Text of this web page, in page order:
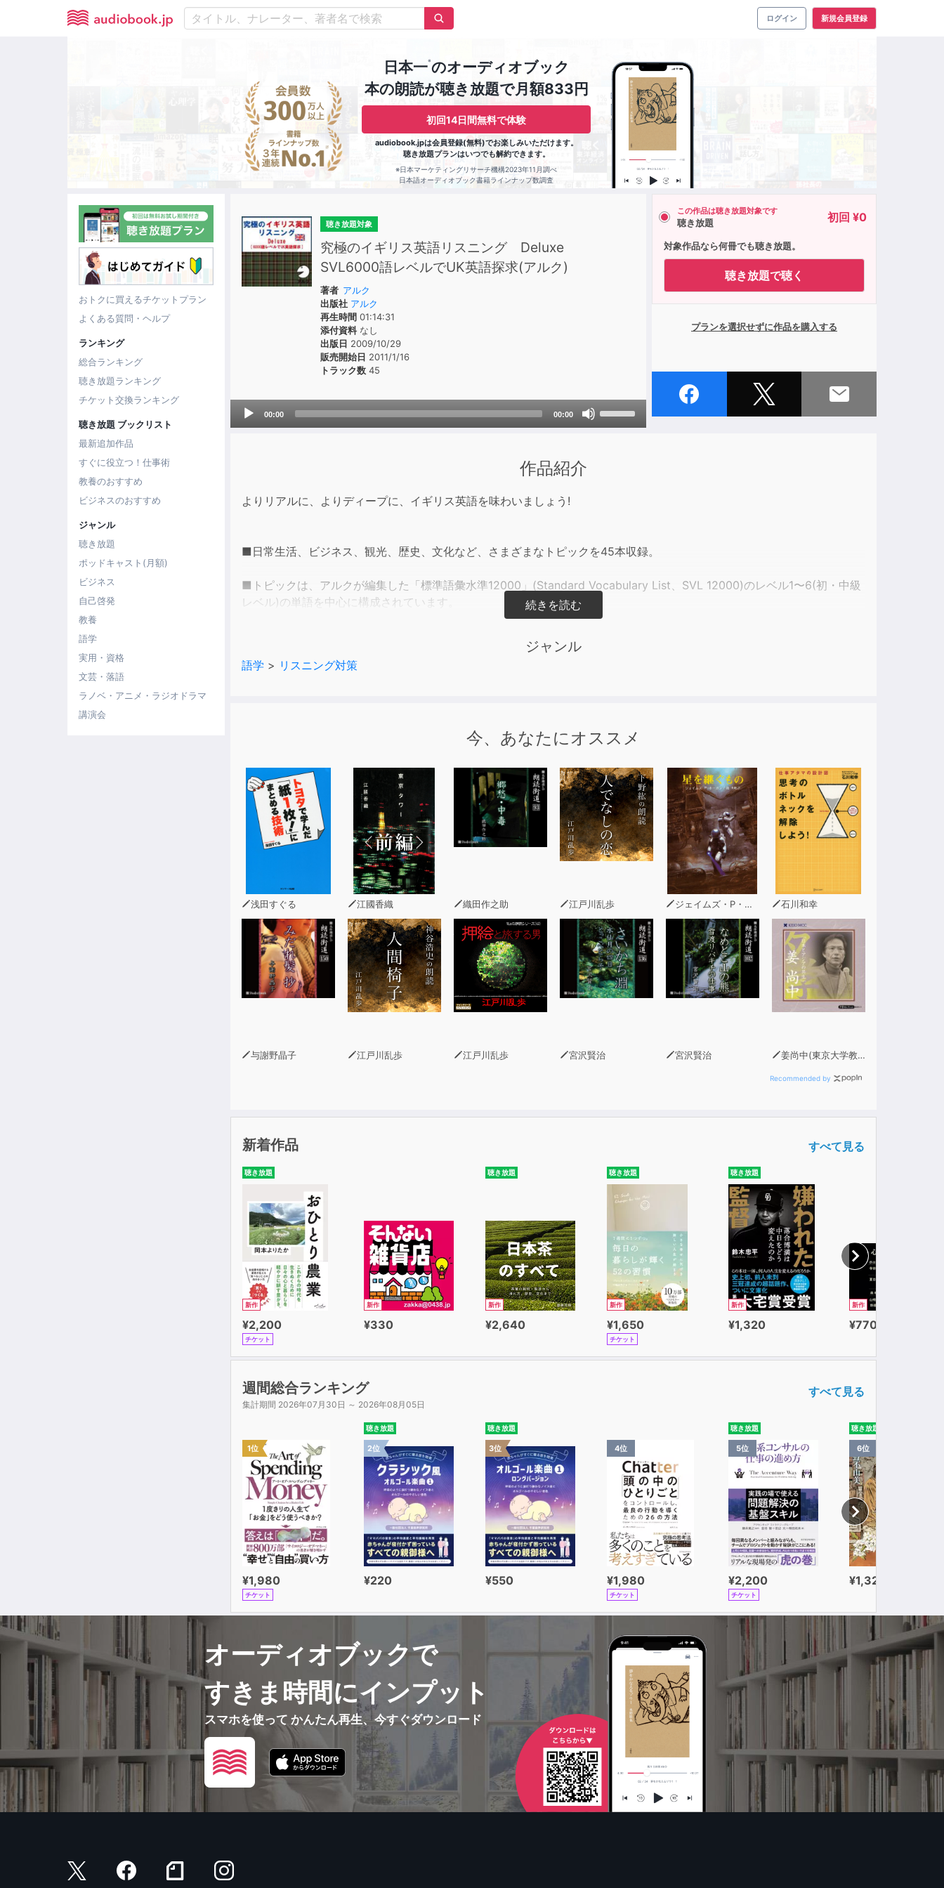
ログイン 新規会員登録
日本一※のオーディオブック
本の朗読が聴き放題で月額833円
初回14日間無料で体験
audiobook.jpは会員登録(無料)でお楽しみいただけます。
聴き放題プランはいつでも解約できます。
※日本マーケティングリサーチ機構2023年11月調べ
日本語オーディオブック書籍ラインナップ数調査
おトクに買えるチケットプラン
よくある質問・ヘルプ
ランキング
総合ランキング
聴き放題ランキング
チケット交換ランキング
聴き放題 ブックリスト
最新追加作品
すぐに役立つ！仕事術
教養のおすすめ
ビジネスのおすすめ
ジャンル
聴き放題
ポッドキャスト(月額)
ビジネス
自己啓発
教養
語学
実用・資格
文芸・落語
ラノベ・アニメ・ラジオドラマ
講演会
聴き放題対象
究極のイギリス英語リスニング Deluxe
SVL6000語レベルでUK英語探求(アルク)
著者 アルク
出版社 アルク
再生時間01:14:31
添付資料なし
出版日 2009/10/29
販売開始日 2011/1/16
トラック数45
Audio
00:00 00:00
この作品は聴き放題対象です
聴き放題 初回 ¥0
対象作品なら何冊でも聴き放題。
聴き放題で聴く
プランを選択せずに作品を購入する
作品紹介
よりリアルに、よりディープに、イギリス英語を味わいましょう!
■日常生活、ビジネス、観光、歴史、文化など、さまざまなトピックを45本収録。
■トピックは、アルクが編集した「標準語彙水準12000」(Standard Vocabulary List、SVL 12000)のレベル1〜6(初・中級
レベル)の単語を中心に構成されています。
英語ネイティブが多用する自然な口語表現もふんだんに盛り込まれており、速さもナチュラルスピードなので、より実践的
■さらに、朗読は、容認発音(Received Pronunciation、RP)のほか、ロンドン、リバプール、スコットランド、ウェール
※「標準語彙水準12000」:アルクが長年蓄積してきた膨大な英文データから「日本人英語学習者にとっての有用性」「ネイ
※本商品は書籍に付属のCD音声と同内容です。また、テキスト情報は含まれておりません。
◇対象レベル◇中級以上〜
ジャンル
語学 > リスニング対策
今、あなたにオススメ
浅田すぐる 江國香織 織田作之助 江戸川乱歩 ジェイムズ・P・ホーガン 石川和幸
与謝野晶子 江戸川乱歩 江戸川乱歩 宮沢賢治 宮沢賢治 姜尚中(東京大学教授・政治学者)
Recommended by
新着作品 すべて見る
聴き放題
新作
¥2,200
チケット
新作
¥330
聴き放題
新作
¥2,640
聴き放題
新作
¥1,650
チケット
聴き放題
新作
¥1,320
新作
¥770
週間総合ランキング
集計期間 2026年07月30日 ～ 2026年08月05日
すべて見る
1位
¥1,980
チケット
聴き放題
2位
¥220
聴き放題
3位
¥550
4位
¥1,980
チケット
聴き放題
5位
¥2,200
チケット
聴き放題
6位
¥1,320
オーディオブックで
すきま時間にインプット
スマホを使って かんたん再生、今すぐダウンロード